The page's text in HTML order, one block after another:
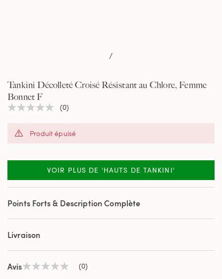
/
Tankini Décolleté Croisé Résistant au Chlore, Femme
Bonnet F
Aucune
notation
la
(0)
Produit épuisé
VOIR PLUS DE 'HAUTS DE TANKINI'
Points Forts & Description Complète
Livraison
AvisAucune (0)